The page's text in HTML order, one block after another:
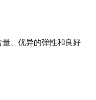
、优异的弹性和良好